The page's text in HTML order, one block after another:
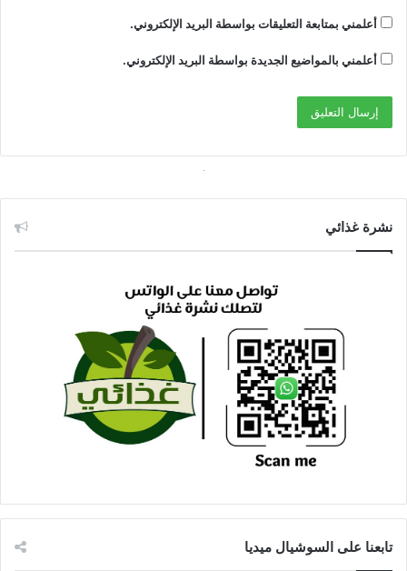
أعلمني بمتابعة التعليقات بواسطة البريد الإلكتروني.
أعلمني بالمواضيع الجديدة بواسطة البريد الإلكتروني.
نشرة غذائي
تابعنا على السوشيال ميديا